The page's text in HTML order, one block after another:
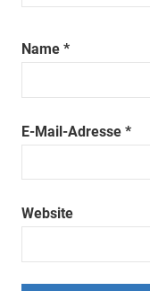
Name *
E-Mail-Adresse *
Website